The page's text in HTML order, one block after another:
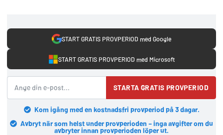
START GRATIS PROVPERIOD med Google
START GRATIS PROVPERIOD med Microsoft
STARTA GRATIS PROVPERIOD
Kom igång med en kostnadsfri provperiod på 3 dagar.
Avbryt när som helst under provperioden – inga avgifter om du
avbryter innan provperioden löper ut.